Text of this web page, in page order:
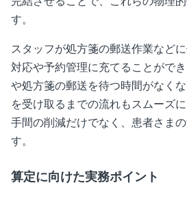
す。
スタッフが処方箋の郵送作業など
対応や予約管理に充てることができ
や処方箋の郵送を待つ時間がなく
を受け取るまでの流れもスムーズ
手間の削減だけでなく、患者さま
す。
算定に向けた実務ポイント